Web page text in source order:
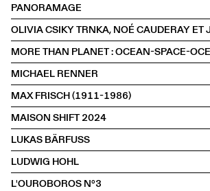
PANORAMAGE
MICHAEL RENNER
MAX FRISCH (1911-1986)
MAISON SHIFT 2024
LUKAS BÄRFUSS
LUDWIG HOHL
L'OUROBOROS N°3